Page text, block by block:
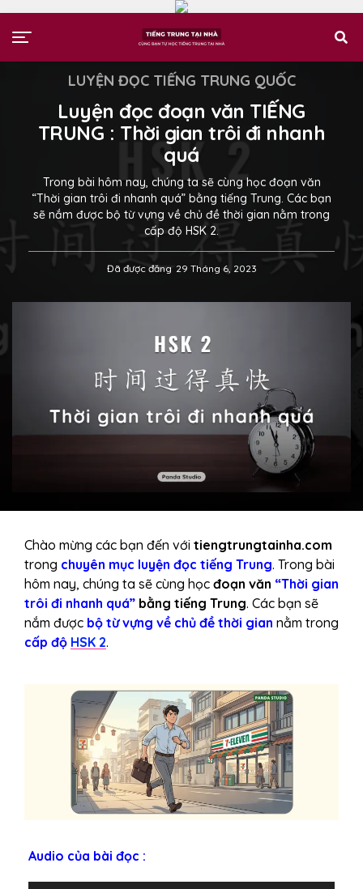
LUYỆN ĐỌC TIẾNG TRUNG QUỐC
Luyện đọc đoạn văn TIẾNG
TRUNG : Thời gian trôi đi nhanh
quá
Trong bài hôm nay, chúng ta sẽ cùng học đoạn văn
“Thời gian trôi đi nhanh quá” bằng tiếng Trung. Các bạn
sẽ nắm được bộ từ vựng về chủ đề thời gian nằm trong
cấp độ HSK 2.
Đã được đăng 29 Tháng 6, 2023
Chào mừng các bạn đến với tiengtrungtainha.com
trong chuyên mục luyện đọc tiếng Trung. Trong bài
hôm nay, chúng ta sẽ cùng học đoạn văn “Thời gian
trôi đi nhanh quá” bằng tiếng Trung. Các bạn sẽ
nắm được bộ từ vựng về chủ đề thời gian nằm trong
cấp độ HSK 2.
Audio của bài đọc :